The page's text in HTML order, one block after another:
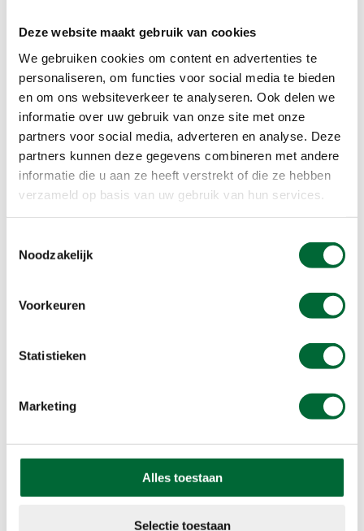
Deze website maakt gebruik van cookies
We gebruiken cookies om content en advertenties te
personaliseren, om functies voor social media te bieden
en om ons websiteverkeer te analyseren. Ook delen we
informatie over uw gebruik van onze site met onze
partners voor social media, adverteren en analyse. Deze
partners kunnen deze gegevens combineren met andere
informatie die u aan ze heeft verstrekt of die ze hebben
verzameld op basis van uw gebruik van hun services.
Noodzakelijk
Voorkeuren
Statistieken
Marketing
Alles toestaan
Selectie toestaan
Via de bruggen over het eiland (Foto: © Andrea van Lieshout)
Rondje Hens
Een wandeling over het pad rondom het meer
bedraagt 2,5 kilometer. Via de bruggen kun je op
het eiland komen en de ronde afsnijden of
verlengen. Een ‘rondje Hens’ kun je prima
combineren met wandelen in de omgeving of een
dagje relaxen aan het water. Er is geen markering
maar verdwalen is hier onmogelijk.
(Foto: © Andrea van Lieshout)